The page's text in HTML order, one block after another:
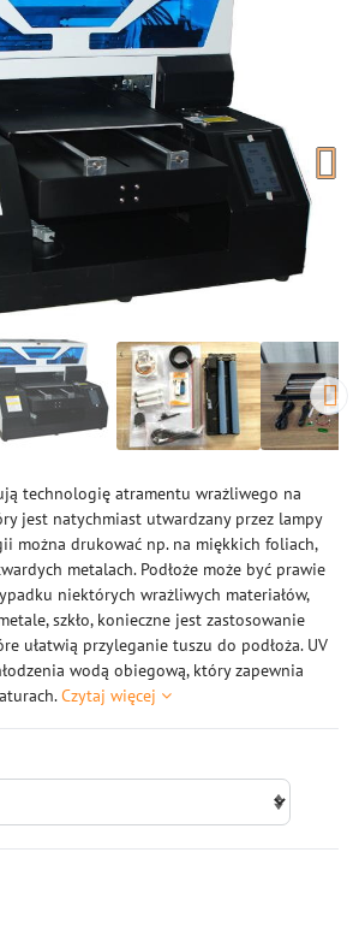
technologię atramentu wrażliwego na
jest natychmiast utwardzany przez lampy
można drukować np. na miękkich foliach,
metalach. Podłoże może być prawie
niektórych wrażliwych materiałów,
szkło, konieczne jest zastosowanie
ułatwią przyleganie tuszu do podłoża. UV
wodą obiegową, który zapewnia
Czytaj więcej